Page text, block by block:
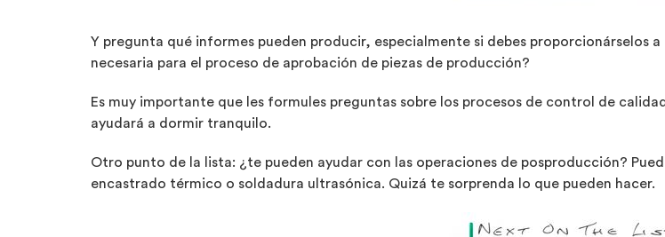
Y pregunta qué informes pueden producir, especialmente si debes proporcionárselos
necesaria para el proceso de aprobación de piezas de producción?
Es muy importante que les formules preguntas sobre los procesos de control de
ayudará a dormir tranquilo.
Otro punto de la lista: ¿te pueden ayudar con las operaciones de posproducción?
encastrado térmico o soldadura ultrasónica. Quizá te sorprenda lo que pueden hacer.